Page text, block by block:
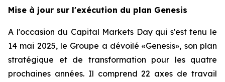
Mise à jour sur l'exécution du plan Genesis
A l'occasion du Capital Markets Day qui s'est tenu le
14 mai 2025, le Groupe a dévoilé «Genesis», son plan
stratégique et de transformation pour les quatre
prochaines années. Il comprend 22 axes de travail